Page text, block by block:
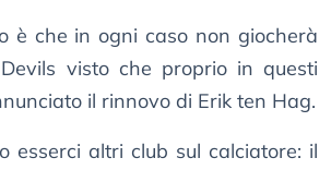
è che in ogni caso non giocherà
visto che proprio in questi
il rinnovo di Erik ten Hag.
esserci altri club sul calciatore: il